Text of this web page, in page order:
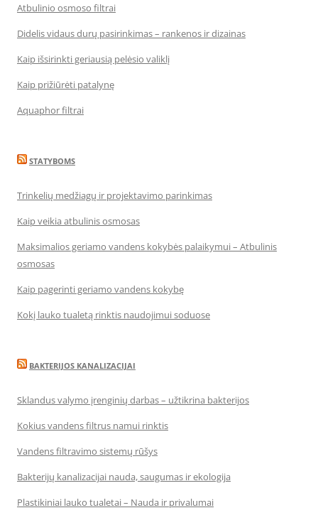
Atbulinio osmoso filtrai
Didelis vidaus durų pasirinkimas – rankenos ir dizainas
Kaip išsirinkti geriausią pelėsio valiklį
Kaip prižiūrėti patalynę
Aquaphor filtrai
STATYBOMS
Trinkelių medžiagų ir projektavimo parinkimas
Kaip veikia atbulinis osmosas
Maksimalios geriamo vandens kokybės palaikymui – Atbulinis
osmosas
Kaip pagerinti geriamo vandens kokybę
Kokį lauko tualetą rinktis naudojimui soduose
BAKTERIJOS KANALIZACIJAI
Sklandus valymo įrenginių darbas – užtikrina bakterijos
Kokius vandens filtrus namui rinktis
Vandens filtravimo sistemų rūšys
Bakterijų kanalizacijai nauda, saugumas ir ekologija
Plastikiniai lauko tualetai – Nauda ir privalumai